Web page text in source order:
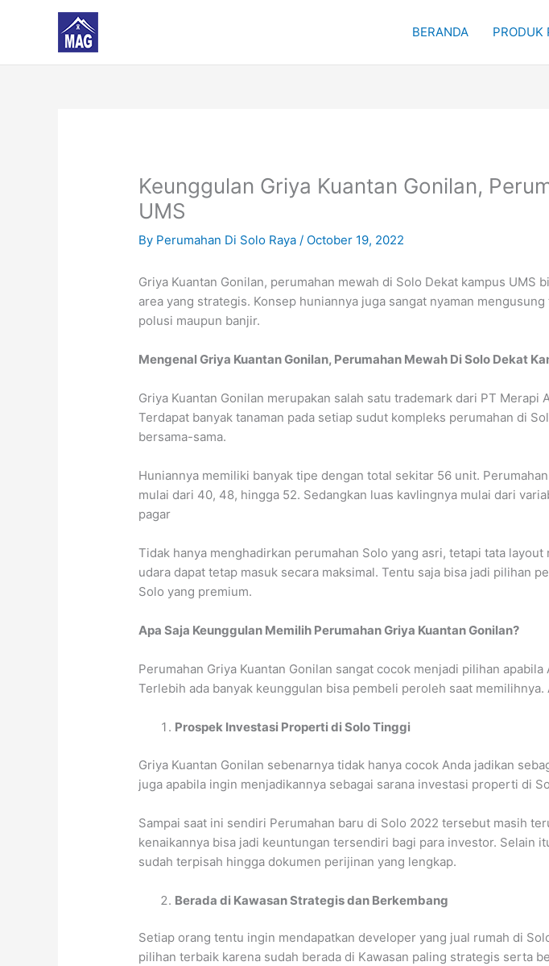
BERANDA PRODUK
Keunggulan Griya Kuantan Gonilan,
UMS
By Perumahan Di Solo Raya/ October 19, 2022
Griya Kuantan Gonilan, perumahan mewah di Solo Dekat kampus
area yang strategis. Konsep huniannya juga sangat nyaman
polusi maupun banjir.
Mengenal Griya Kuantan Gonilan, Perumahan Mewah Di Solo Dekat
Griya Kuantan Gonilan merupakan salah satu trademark dari PT
Terdapat banyak tanaman pada setiap sudut kompleks perumahan di
bersama-sama.
Huniannya memiliki banyak tipe dengan total sekitar 56 unit.
mulai dari 40, 48, hingga 52. Sedangkan luas kavlingnya mulai dari
pagar
Tidak hanya menghadirkan perumahan Solo yang asri, tetapi tata
udara dapat tetap masuk secara maksimal. Tentu saja bisa jadi pilihan
Solo yang premium.
Apa Saja Keunggulan Memilih Perumahan Griya Kuantan Gonilan?
Perumahan Griya Kuantan Gonilan sangat cocok menjadi pilihan
Terlebih ada banyak keunggulan bisa pembeli peroleh saat
Prospek Investasi Properti di Solo Tinggi
Griya Kuantan Gonilan sebenarnya tidak hanya cocok Anda jadikan
juga apabila ingin menjadikannya sebagai sarana investasi properti di
Sampai saat ini sendiri Perumahan baru di Solo 2022 tersebut masih
kenaikannya bisa jadi keuntungan tersendiri bagi para investor. Selain
sudah terpisah hingga dokumen perijinan yang lengkap.
Berada di Kawasan Strategis dan Berkembang
Setiap orang tentu ingin mendapatkan developer yang jual rumah di
pilihan terbaik karena sudah berada di Kawasan paling strategis serta